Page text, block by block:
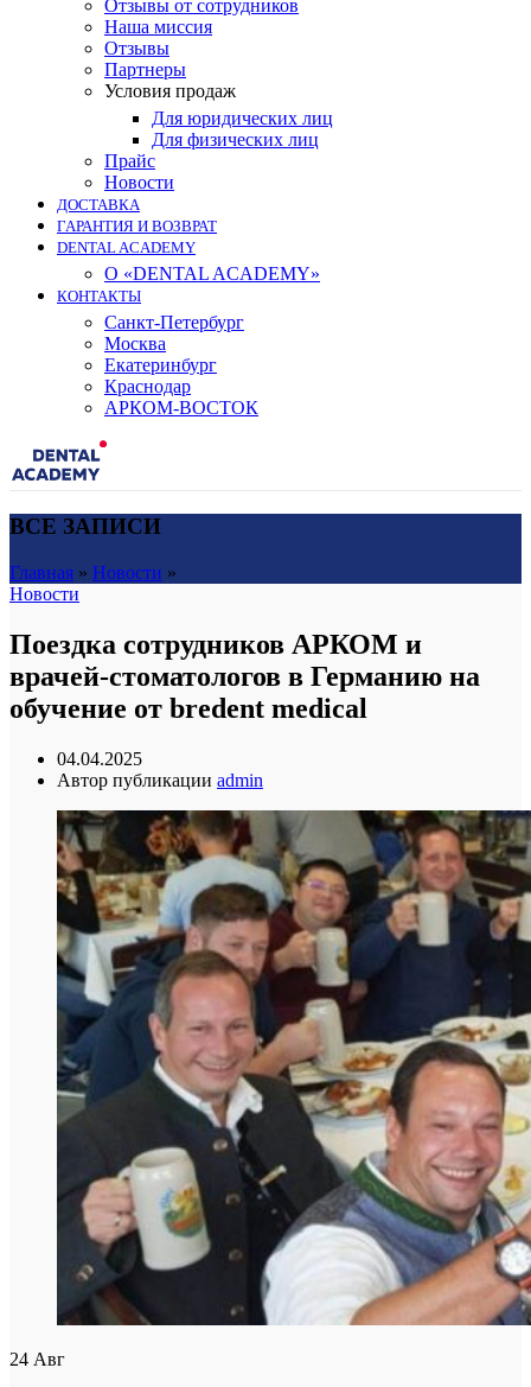
Отзывы от сотрудников
Наша миссия
Отзывы
Партнеры
Условия продаж
Для юридических лиц
Для физических лиц
Прайс
Новости
ДОСТАВКА
ГАРАНТИЯ И ВОЗВРАТ
DENTAL ACADEMY
О «DENTAL ACADEMY»
КОНТАКТЫ
Санкт-Петербург
Москва
Екатеринбург
Краснодар
АРКОМ-ВОСТОК
ВСЕ ЗАПИСИ
Главная » Новости »
Новости
Поездка сотрудников АРКОМ и
врачей-стоматологов в Германию на
обучение от bredent medical
04.04.2025
Автор публикации admin
24 Авг